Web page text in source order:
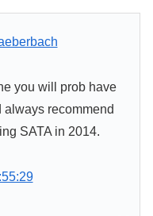
you will prob have
recommend
SATA in 2014.